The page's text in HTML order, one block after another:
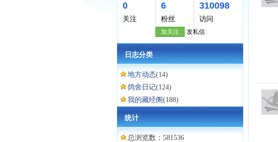
0
关注
6
粉丝
310098
访问
加关注 发私信
日志分类
地方动态(14)
鸽舍日记(124)
我的藏经阁(188)
统计
总浏览数：581536